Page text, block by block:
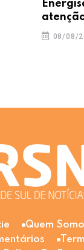
08/08/
Quem